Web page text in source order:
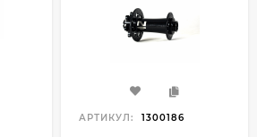
АРТИКУЛ: 1300186